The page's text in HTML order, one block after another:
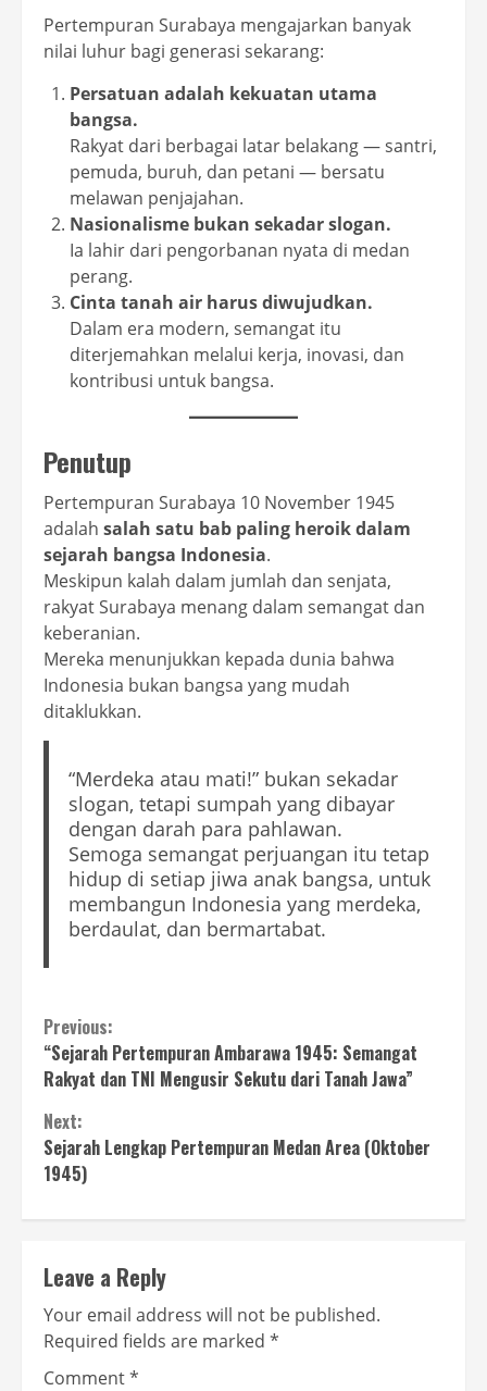
Pertempuran Surabaya mengajarkan banyak
nilai luhur bagi generasi sekarang:
Persatuan adalah kekuatan utama
bangsa.
Rakyat dari berbagai latar belakang — santri,
pemuda, buruh, dan petani — bersatu
melawan penjajahan.
Nasionalisme bukan sekadar slogan.
Ia lahir dari pengorbanan nyata di medan
perang.
Cinta tanah air harus diwujudkan.
Dalam era modern, semangat itu
diterjemahkan melalui kerja, inovasi, dan
kontribusi untuk bangsa.
Penutup
Pertempuran Surabaya 10 November 1945
adalah salah satu bab paling heroik dalam
sejarah bangsa Indonesia.
Meskipun kalah dalam jumlah dan senjata,
rakyat Surabaya menang dalam semangat dan
keberanian.
Mereka menunjukkan kepada dunia bahwa
Indonesia bukan bangsa yang mudah
ditaklukkan.
“Merdeka atau mati!” bukan sekadar
slogan, tetapi sumpah yang dibayar
dengan darah para pahlawan.
Semoga semangat perjuangan itu tetap
hidup di setiap jiwa anak bangsa, untuk
membangun Indonesia yang merdeka,
berdaulat, dan bermartabat.
Continue
Reading
Previous:
“Sejarah Pertempuran Ambarawa 1945: Semangat
Rakyat dan TNI Mengusir Sekutu dari Tanah Jawa”
Next:
Sejarah Lengkap Pertempuran Medan Area (Oktober
1945)
Leave a Reply
Your email address will not be published.
Required fields are marked *
Comment*